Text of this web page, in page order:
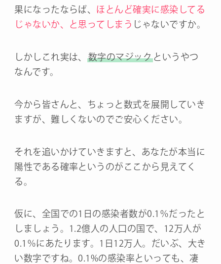
果になったならば、 ほとんど確実に感染してる
じゃないか、と思ってしまう じゃないですか。
しかしこれ実は、 数字のマジック というやつ
なんです。
今から皆さんと、ちょっと数式を展開していき
ますが、難しくないのでご安心ください。
それを追いかけていきますと、あなたが本当に
陽性である確率というのがここから見えてく
る。
仮に、全国での1日の感染者数が0.1％だったと
しましょう。1.2億人の人口の国で、12万人が
0.1％にあたります。1日12万人。だいぶ、大き
い数字ですね。0.1%の感染率といっても、凄